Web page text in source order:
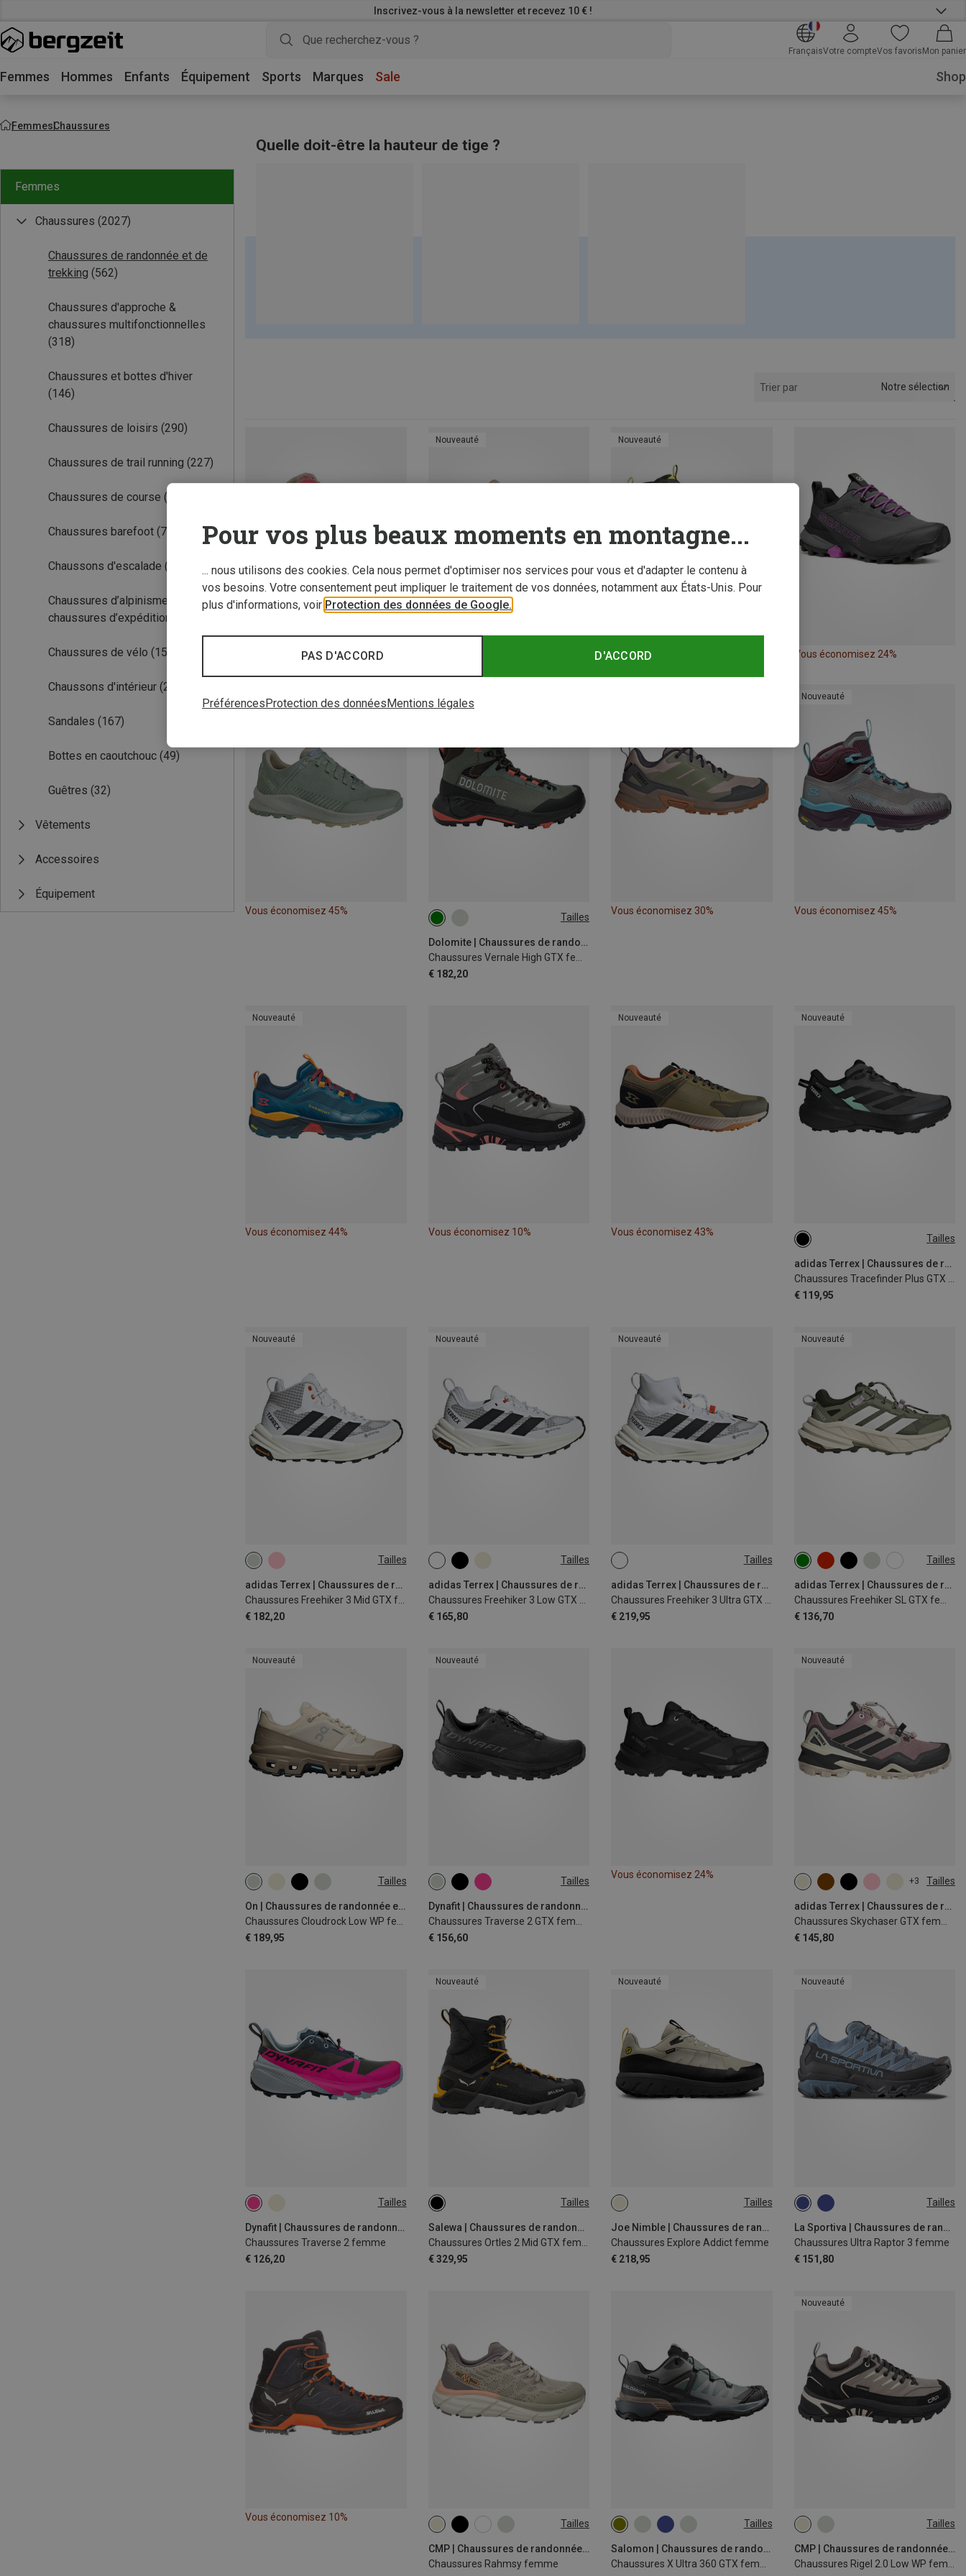
Inscrivez-vous à la newsletter et recevez 10 € !
FrançaisVotre compteVos favoris Mon panier
Femmes Hommes Enfants Équipement Sports Marques Sale Shop
FemmesChaussures
Femmes
Chaussures (2027)
Chaussures de randonnée et de
trekking (562)
Chaussures d'approche &
chaussures multifonctionnelles
(318)
Chaussures et bottes d'hiver
(146)
Chaussures de loisirs (290)
Chaussures de trail running (227)
Chaussures de course (84)
Chaussures barefoot (77)
Chaussons d'escalade (238)
Chaussures d’alpinisme &
chaussures d’expédition
Chaussures de vélo (156)
Chaussons d'intérieur (28)
Sandales (167)
Bottes en caoutchouc (49)
Guêtres (32)
Vêtements
Accessoires
Équipement
Quelle doit-être la hauteur de tige ?
Trier par Notre sélection
Vous économisez 15%
Nouveauté Nouveauté
Vous économisez 48% Vous économisez 24%
Nouveauté
Vous économisez 45%
Nouveauté
Tailles
Dolomite | Chaussures de randonnée et de trekking
€ 182,20
Vous économisez 30%
Nouveauté
Vous économisez 45%
Nouveauté
Vous économisez 44% Vous économisez 10%
Nouveauté
Vous économisez 43%
Nouveauté
Tailles
adidas Terrex | Chaussures de randonnée et de trekking
€ 119,95
Nouveauté
Tailles
adidas Terrex | Chaussures de randonnée et de trekking
€ 182,20
Nouveauté
Tailles
adidas Terrex | Chaussures de randonnée et de trekking
€ 165,80
Nouveauté
Tailles
adidas Terrex | Chaussures de randonnée et de trekking
€ 219,95
Nouveauté
Tailles
adidas Terrex | Chaussures de randonnée et de trekking
€ 136,70
Nouveauté
Tailles
On | Chaussures de randonnée et de trekking
€ 189,95
Nouveauté
Tailles
Dynafit | Chaussures de randonnée et de trekking
€ 156,60
Vous économisez 24%
Nouveauté
+3 Tailles
adidas Terrex | Chaussures de randonnée et de trekking
€ 145,80
Tailles
Dynafit | Chaussures de randonnée et de trekking
Chaussures Traverse 2 femme
€ 126,20
Nouveauté
Tailles
Salewa | Chaussures de randonnée et de trekking
€ 329,95
39
Nouveauté
Tailles
Joe Nimble | Chaussures de randonnée et de trekking
Chaussures Explore Addict femme
€ 218,95
Nouveauté
Tailles
La Sportiva | Chaussures de randonnée et de trekking
Chaussures Ultra Raptor 3 femme
€ 151,80
38 38.5
41
Vous économisez 10%
Tailles
CMP | Chaussures de randonnée et de trekking
Chaussures Rahmsy femme
Tailles
Salomon | Chaussures de randonnée et de trekking
Nouveauté
Tailles
CMP | Chaussures de randonnée et de trekking
39 40
43
44
Pour vos plus beaux moments en montagne...
... nous utilisons des cookies. Cela nous permet d'optimiser nos services pour vous et d'adapter le contenu à
vos besoins. Votre consentement peut impliquer le traitement de vos données, notamment aux États-Unis. Pour
plus d'informations, voir Protection des données de Google.
D'ACCORD
PAS D'ACCORD
PréférencesProtection des donnéesMentions légales